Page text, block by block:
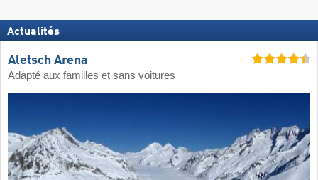
Actualités
Aletsch Arena
Adapté aux familles et sans voitures